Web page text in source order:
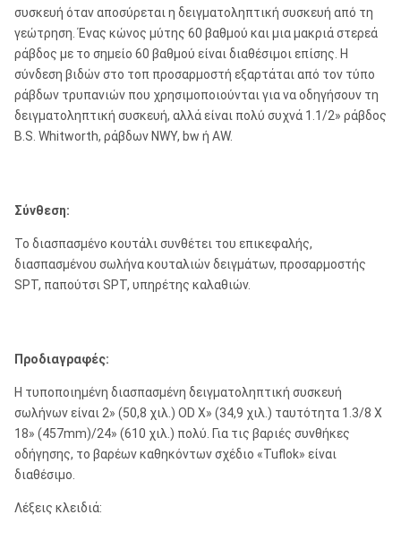
συσκευή όταν αποσύρεται η δειγματοληπτική συσκευή από τη
γεώτρηση. Ένας κώνος μύτης 60 βαθμού και μια μακριά στερεά
ράβδος με το σημείο 60 βαθμού είναι διαθέσιμοι επίσης. Η
σύνδεση βιδών στο τοπ προσαρμοστή εξαρτάται από τον τύπο
ράβδων τρυπανιών που χρησιμοποιούνται για να οδηγήσουν τη
δειγματοληπτική συσκευή, αλλά είναι πολύ συχνά 1.1/2» ράβδος
B.S. Whitworth, ράβδων NWY, bw ή AW.
Σύνθεση:
Το διασπασμένο κουτάλι συνθέτει του επικεφαλής,
διασπασμένου σωλήνα κουταλιών δειγμάτων, προσαρμοστής
SPT, παπούτσι SPT, υπηρέτης καλαθιών.
Προδιαγραφές:
Η τυποποιημένη διασπασμένη δειγματοληπτική συσκευή
σωλήνων είναι 2» (50,8 χιλ.) OD Χ» (34,9 χιλ.) ταυτότητα 1.3/8 Χ
18» (457mm)/24» (610 χιλ.) πολύ. Για τις βαριές συνθήκες
οδήγησης, το βαρέων καθηκόντων σχέδιο «Tuflok» είναι
διαθέσιμο.
Λέξεις κλειδιά: